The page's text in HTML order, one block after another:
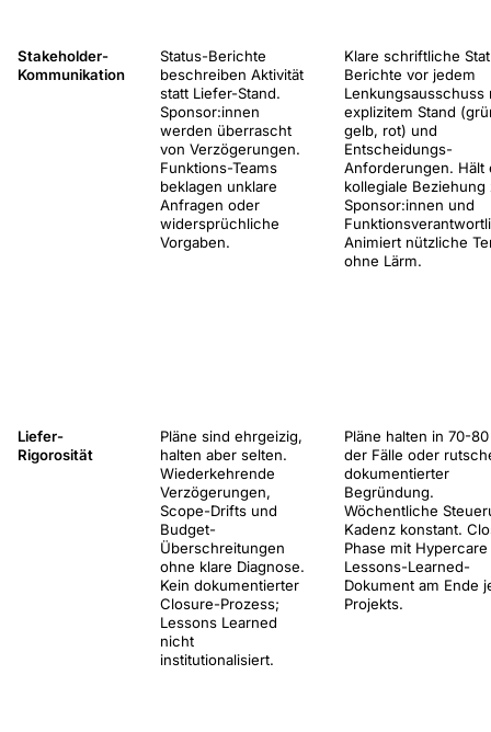
Stakeholder-
Kommunikation
Status-Berichte
beschreiben Aktivität
statt Liefer-Stand.
Sponsor:innen
werden überrascht
von Verzögerungen.
Funktions-Teams
beklagen unklare
Anfragen oder
widersprüchliche
Vorgaben.
Klare schriftliche
Berichte vor jedem
Lenkungsausschuss
explizitem Stand
gelb, rot) und
Entscheidungs-
Anforderungen. Hält
kollegiale Beziehung
Sponsor:innen und
Animiert nützliche
ohne Lärm.
Liefer-
Rigorosität
Pläne sind ehrgeizig,
halten aber selten.
Wiederkehrende
Verzögerungen,
Scope-Drifts und
Budget-
Überschreitungen
ohne klare Diagnose.
Kein dokumentierter
Closure-Prozess;
Lessons Learned
nicht
institutionalisiert.
Pläne halten in 70-
der Fälle oder
dokumentierter
Begründung.
Wöchentliche
Kadenz konstant.
Phase mit
Lessons-Learned-
Dokument am Ende
Projekts.